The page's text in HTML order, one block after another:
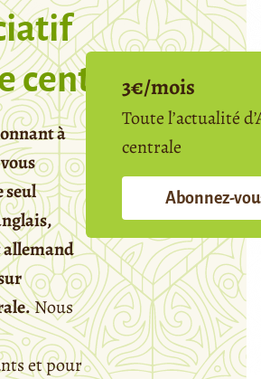
centrale
à
seul
Nous
et pour
3€/mois
Toute l’actualité
centrale
Abonnez-